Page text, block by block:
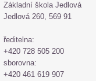
Základní škola Jedlová
Jedlová 260, 569 91
ředitelna:
+420 728 505 200
sborovna:
+420 461 619 907